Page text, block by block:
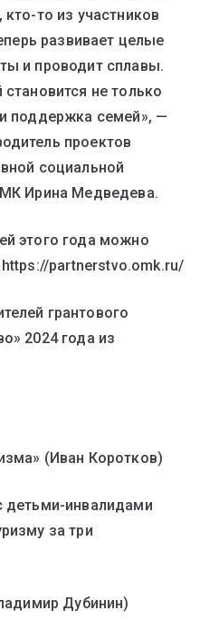
то из участников
развивает целые
и проводит сплавы.
не только
поддержка семей», —
проектов
социальной
Ирина Медведева.
этого года можно
partnerstvo.omk.ru/
грантового
2024 года из
(Иван Коротков)
детьми-инвалидами
за три
Дубинин)